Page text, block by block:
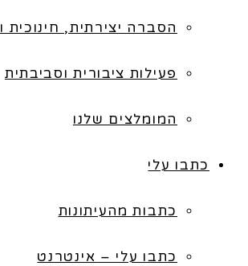
הסברה יצירתית, חינוכית
פעילות ציבורית וסביבתית
המומלצים שלנו
כתבו עלי
כתבות מהעיתונות
כתבו עלי – אינטרנט